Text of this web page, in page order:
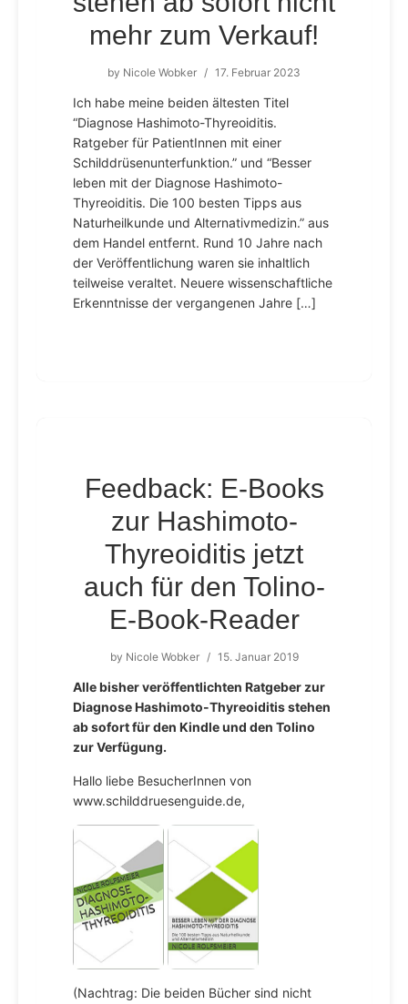
mehr zum Verkauf!
by Nicole Wobker / 17. Februar 2023
Ich habe meine beiden ältesten Titel
“Diagnose Hashimoto-Thyreoiditis.
Ratgeber für PatientInnen mit einer
Schilddrüsenunterfunktion.” und “Besser
leben mit der Diagnose Hashimoto-
Thyreoiditis. Die 100 besten Tipps aus
Naturheilkunde und Alternativmedizin.” aus
dem Handel entfernt. Rund 10 Jahre nach
der Veröffentlichung waren sie inhaltlich
teilweise veraltet. Neuere wissenschaftliche
Erkenntnisse der vergangenen Jahre […]
Feedback: E-Books
zur Hashimoto-
Thyreoiditis jetzt
auch für den Tolino-
E-Book-Reader
by Nicole Wobker / 15. Januar 2019
Alle bisher veröffentlichten Ratgeber zur
Diagnose Hashimoto-Thyreoiditis stehen
ab sofort für den Kindle und den Tolino
zur Verfügung.
Hallo liebe BesucherInnen von
www.schilddruesenguide.de,
(Nachtrag: Die beiden Bücher sind nicht